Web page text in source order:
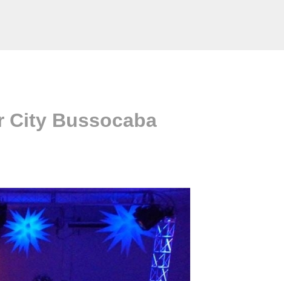
City Bussocaba